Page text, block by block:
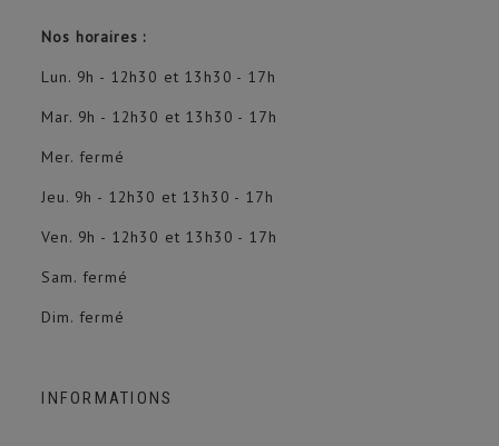
Nos horaires :
Lun. 9h - 12h30 et 13h30 - 17h
Mar. 9h - 12h30 et 13h30 - 17h
Mer. fermé
Jeu. 9h - 12h30 et 13h30 - 17h
Ven. 9h - 12h30 et 13h30 - 17h
Sam. fermé
Dim. fermé
INFORMATIONS